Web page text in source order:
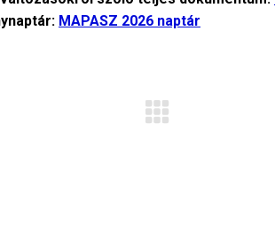
MAPASZ 2026 naptár